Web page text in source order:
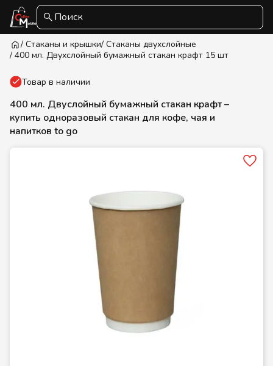
Поиск
/ Стаканы и крышки/ Стаканы двухслойные
/ 400 мл. Двухслойный бумажный стакан крафт 15 шт
Товар в наличии
400 мл. Двуслойный бумажный стакан крафт –
купить одноразовый стакан для кофе, чая и
напитков to go